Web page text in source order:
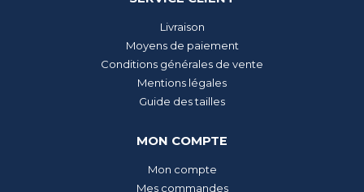
Livraison
Moyens de paiement
Conditions générales de vente
Mentions légales
Guide des tailles
MON COMPTE
Mon compte
Mes commandes